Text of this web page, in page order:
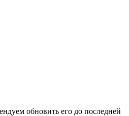
обновить его до последней